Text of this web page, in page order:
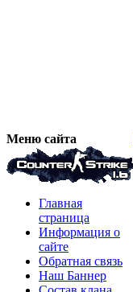
Меню сайта
Главная
страница
Информация о
сайте
Обратная связь
Наш Баннер